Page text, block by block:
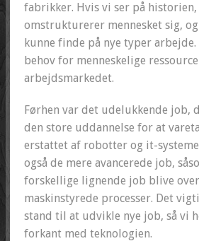
fabrikker. Hvis vi ser på historien,
omstrukturerer mennesket sig,
kunne finde på nye typer
behov for menneskelige
arbejdsmarkedet.
Førhen var det udelukkende job,
den store uddannelse for at
erstattet af robotter og it-
også de mere avancerede job,
forskellige lignende job blive
maskinstyrede processer. Det
stand til at udvikle nye job, så vi
forkant med teknologien.